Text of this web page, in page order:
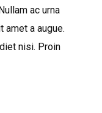
ac urna
a augue.
nisi. Proin